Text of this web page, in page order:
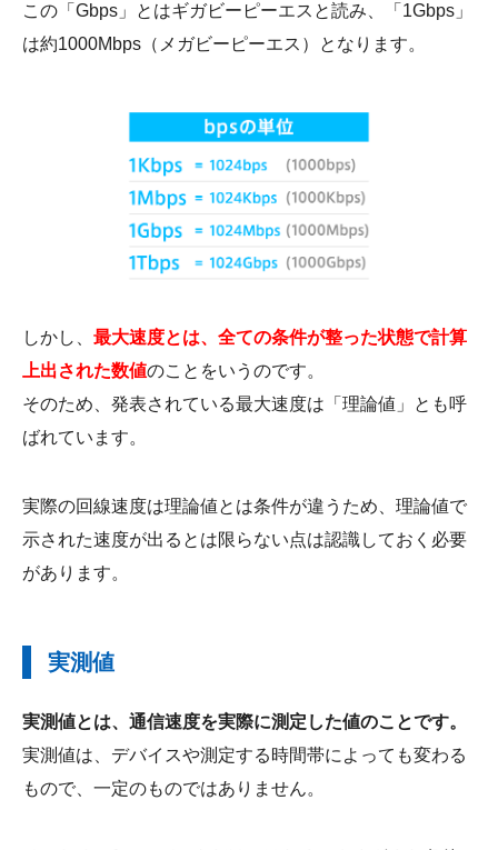
この「Gbps」とはギガビーピーエスと読み、「1Gbps」
は約1000Mbps（メガビーピーエス）となります。
しかし、 最大速度とは、全ての条件が整った状態で計算
上出された数値のことをいうのです。
そのため、発表されている最大速度は「理論値」とも呼
ばれています。
実際の回線速度は理論値とは条件が違うため、理論値で
示された速度が出るとは限らない点は認識しておく必要
があります。
実測値
実測値とは、通信速度を実際に測定した値のことです。
実測値は、デバイスや測定する時間帯によっても変わる
もので、一定のものではありません。